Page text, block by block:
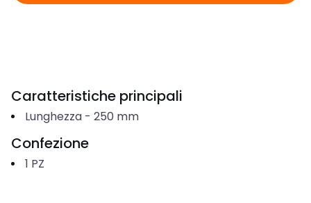
Caratteristiche principali
Lunghezza- 250 mm
Confezione
1 PZ